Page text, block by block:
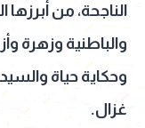
الناجحة، من
والباطنية وزهرة
وحكاية حياة
غزال.